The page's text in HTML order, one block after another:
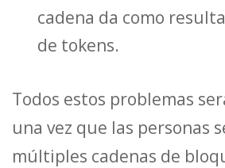
cadena da como
de tokens.
Todos estos problemas
una vez que las personas
múltiples cadenas de